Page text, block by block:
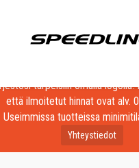
laadukkaat tuotteet
tarpeisiin omalla logolla!
että ilmoitetut hinnat ovat alv.
Useimmissa tuotteissa
Yhteystiedot